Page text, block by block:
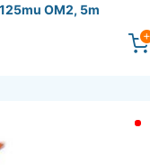
OM2, 5m